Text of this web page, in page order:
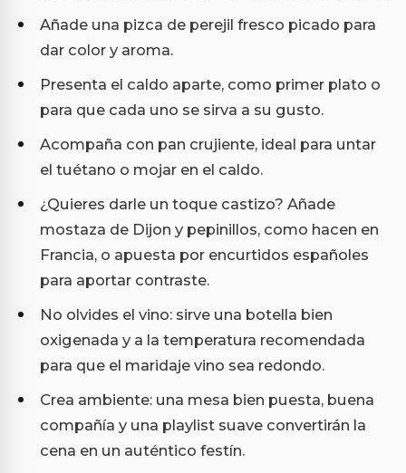
Añade una pizca de perejil fresco picado para
dar color y aroma.
Presenta el caldo aparte, como primer plato o
para que cada uno se sirva a su gusto.
Acompaña con pan crujiente, ideal para untar
el tuétano o mojar en el caldo.
¿Quieres darle un toque castizo? Añade
mostaza de Dijon y pepinillos, como hacen en
Francia, o apuesta por encurtidos españoles
para aportar contraste.
No olvides el vino: sirve una botella bien
oxigenada y a la temperatura recomendada
para que el maridaje vino sea redondo.
Crea ambiente: una mesa bien puesta, buena
compañía y una playlist suave convertirán la
cena en un auténtico festín.